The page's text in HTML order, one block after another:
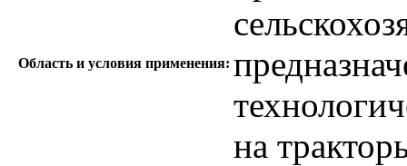
Область и условия применения:
на